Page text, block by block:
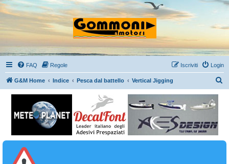
FAQ Regole Login
Iscriviti
G&M Home Indice Pesca dal battello Vertical Jigging